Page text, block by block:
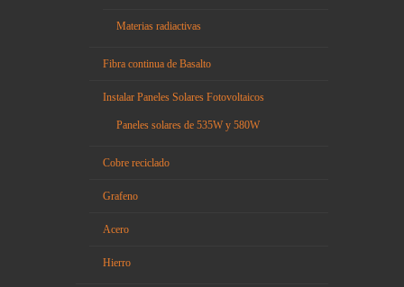
Materias radiactivas
Fibra continua de Basalto
Instalar Paneles Solares Fotovoltaicos
Paneles solares de 535W y 580W
Cobre reciclado
Grafeno
Acero
Hierro